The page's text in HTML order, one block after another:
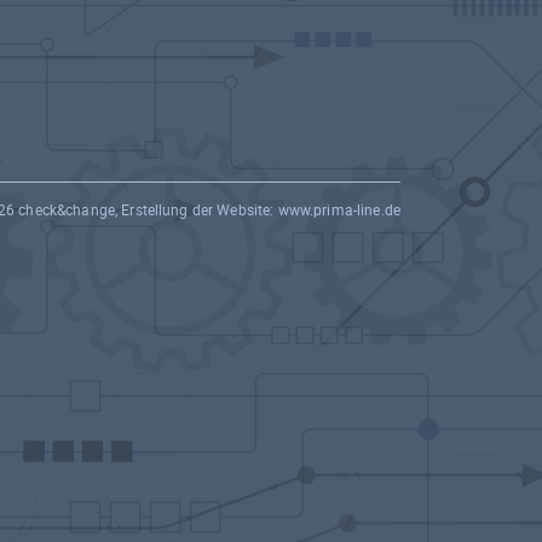
check&change, Erstellung der Website: www.prima-line.de